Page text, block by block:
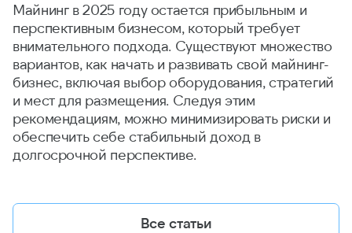
Майнинг в 2025 году остается прибыльным и
перспективным бизнесом, который требует
внимательного подхода. Существуют множество
вариантов, как начать и развивать свой майнинг-
бизнес, включая выбор оборудования, стратегий
и мест для размещения. Следуя этим
рекомендациям, можно минимизировать риски и
обеспечить себе стабильный доход в
долгосрочной перспективе.
Все статьи